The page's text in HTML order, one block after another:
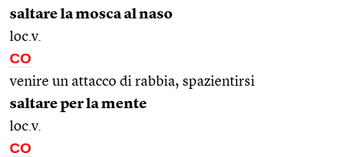
saltare la mosca al naso
loc.v.
CO
venire un attacco di rabbia, spazientirsi
saltare per la mente
loc.v.
CO